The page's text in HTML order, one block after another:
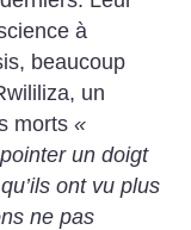
à
beaucoup
un
morts«
un doigt
ont vu plus
ne pas